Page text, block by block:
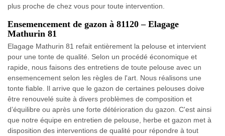
plus proche de chez vous pour toute intervention.
Ensemencement de gazon à 81120 – Elagage
Mathurin 81
Elagage Mathurin 81 refait entièrement la pelouse et intervient
pour une tonte de qualité. Selon un procédé économique et
rapide, nous faisons des entretiens de toute pelouse avec un
ensemencement selon les règles de l'art. Nous réalisons une
tonte fiable. Il arrive que le gazon de certaines pelouses doive
être renouvelé suite à divers problèmes de composition et
d’équilibre ou après une forte détérioration du gazon. C'est ainsi
que notre équipe en entretien de pelouse, herbe et gazon met à
disposition des interventions de qualité pour répondre à tout